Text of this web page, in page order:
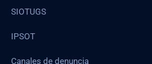
SIOTUGS
IPSOT
Canales de denuncia